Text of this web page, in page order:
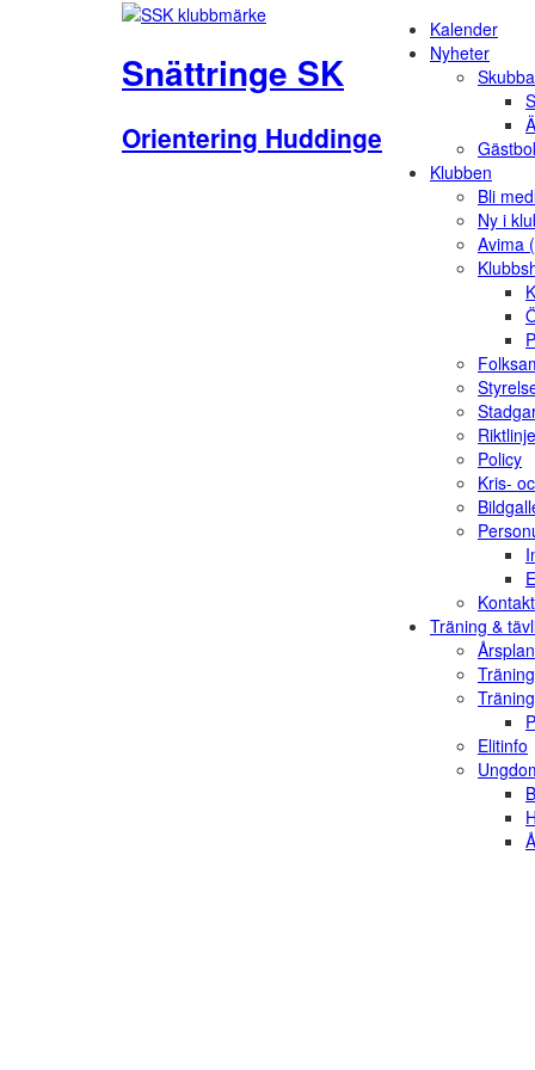
Snättringe SK
Orientering Huddinge
Kalender
Nyheter
Klubben
Bli
Ny i
Avima
Policy
Kris-
Kontakt
Träning &
Årsplan
Elitinfo